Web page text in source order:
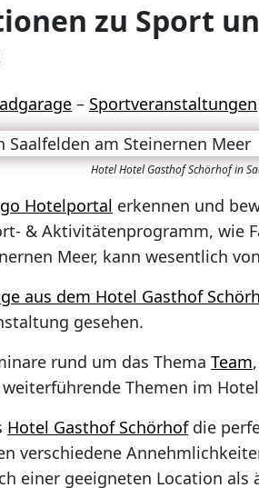
zu Sport
– Sportveranstaltungen
Hotel Hotel Gasthof Schörhof in
Hotelportal erkennen und
& Aktivitätenprogramm, wie
Meer, kann wesentlich
aus dem Hotel Gasthof
gesehen.
rund um das Thema Team
Themen im
Hotel Gasthof Schörhofdie
verschiedene
einer geeigneten Location